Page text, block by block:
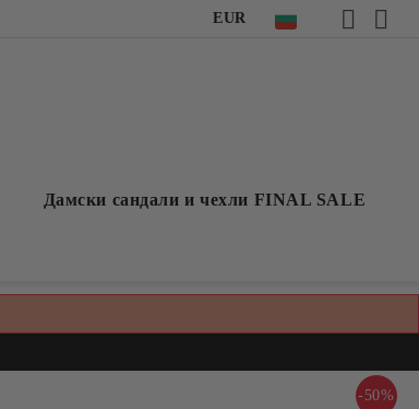
EUR
Дамски сандали и чехли FINAL SALE
-50%